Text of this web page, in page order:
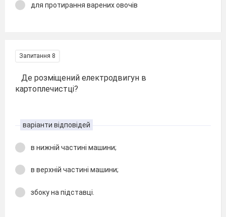
для протирання варених овочів
Запитання 8
Де розміщений електродвигун в
картоплечистці?
варіанти відповідей
в нижній частині машини;
в верхній частині машини;
збоку на підставці.